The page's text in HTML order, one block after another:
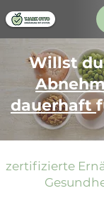
Willst du
dauerhaft
zertifizierte